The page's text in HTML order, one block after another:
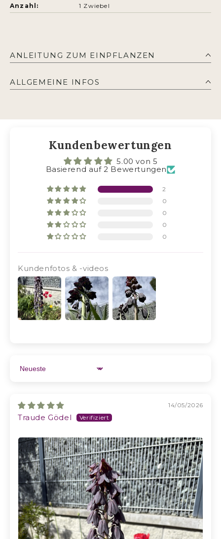
Anzahl: 1 Zwiebel
ANLEITUNG ZUM EINPFLANZEN
ALLGEMEINE INFOS
Kundenbewertungen
5.00 von 5
Basierend auf 2 Bewertungen
2
0
0
0
0
Kundenfotos & -videos
Sort by
14/05/2026
Traude Gödel